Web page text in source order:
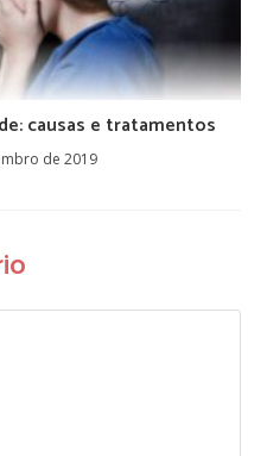
causas e tratamentos
de 2019